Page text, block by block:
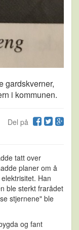
gardskverner,
i kommunen.
Del på
tatt over
planer om å
Han
ble sterkt frarådet
stjernene" ble
og fant